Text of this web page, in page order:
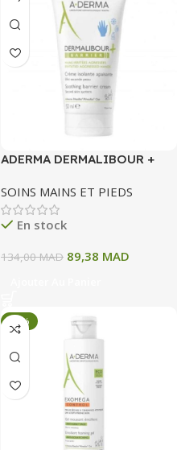
ADERMA DERMALIBOUR +
MAINS IRRITEES 50 ML
SOINS MAINS ET PIEDS
En stock
134,00MAD 89,38 MAD
-33%